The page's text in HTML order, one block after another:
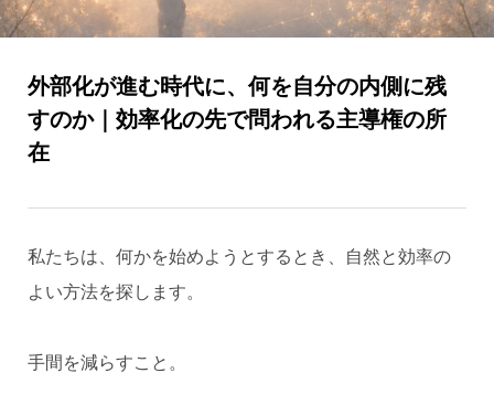
外部化が進む時代に、何を自分の内側に残
すのか｜効率化の先で問われる主導権の所
在
私たちは、何かを始めようとするとき、自然と効率の
よい方法を探します。
手間を減らすこと。